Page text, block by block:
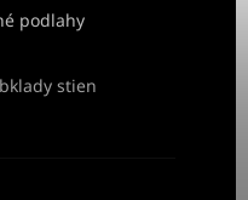
podlahy
stien